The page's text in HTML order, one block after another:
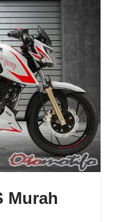
Murah